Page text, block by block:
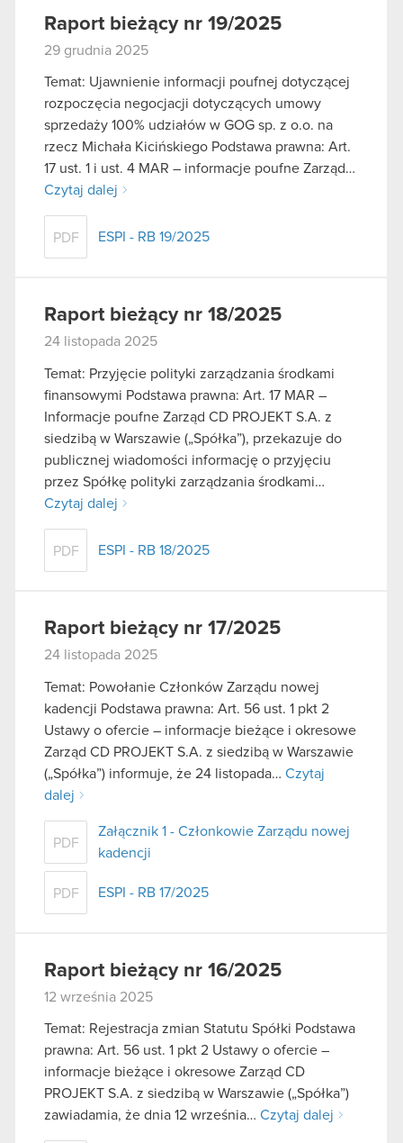
Raport bieżący nr 19/2025
29 grudnia 2025
Temat: Ujawnienie informacji poufnej dotyczącej
rozpoczęcia negocjacji dotyczących umowy
sprzedaży 100% udziałów w GOG sp. z o.o. na
rzecz Michała Kicińskiego Podstawa prawna: Art.
17 ust. 1 i ust. 4 MAR – informacje poufne Zarząd…
Czytaj dalej
PDF ESPI - RB 19/2025
Raport bieżący nr 18/2025
24 listopada 2025
Temat: Przyjęcie polityki zarządzania środkami
finansowymi Podstawa prawna: Art. 17 MAR –
Informacje poufne Zarząd CD PROJEKT S.A. z
siedzibą w Warszawie („Spółka”), przekazuje do
publicznej wiadomości informację o przyjęciu
przez Spółkę polityki zarządzania środkami…
Czytaj dalej
PDF ESPI - RB 18/2025
Raport bieżący nr 17/2025
24 listopada 2025
Temat: Powołanie Członków Zarządu nowej
kadencji Podstawa prawna: Art. 56 ust. 1 pkt 2
Ustawy o ofercie – informacje bieżące i okresowe
Zarząd CD PROJEKT S.A. z siedzibą w Warszawie
(„Spółka”) informuje, że 24 listopada… Czytaj
dalej
PDF
Załącznik 1 - Członkowie Zarządu nowej
kadencji
PDF ESPI - RB 17/2025
Raport bieżący nr 16/2025
12 września 2025
Temat: Rejestracja zmian Statutu Spółki Podstawa
prawna: Art. 56 ust. 1 pkt 2 Ustawy o ofercie –
informacje bieżące i okresowe Zarząd CD
PROJEKT S.A. z siedzibą w Warszawie („Spółka”)
zawiadamia, że dnia 12 września… Czytaj dalej